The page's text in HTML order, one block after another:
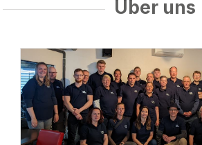
Über uns